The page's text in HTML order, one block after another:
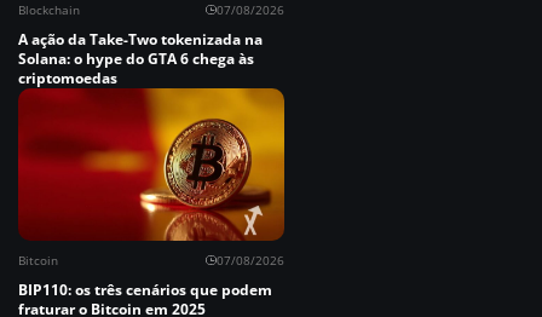
Blockchain 07/08/2026
A ação da Take-Two tokenizada na
Solana: o hype do GTA 6 chega às
criptomoedas
Bitcoin 07/08/2026
BIP110: os três cenários que podem
fraturar o Bitcoin em 2025